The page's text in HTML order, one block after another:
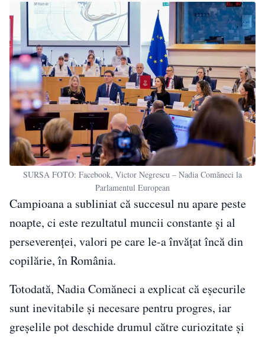
SURSA FOTO: Facebook, Victor Negrescu – Nadia Comăneci la
Parlamentul European
Campioana a subliniat că succesul nu apare peste
noapte, ci este rezultatul muncii constante și al
perseverenței, valori pe care le-a învățat încă din
copilărie, în România.
Totodată, Nadia Comăneci a explicat că eșecurile
sunt inevitabile și necesare pentru progres, iar
greșelile pot deschide drumul către curiozitate și